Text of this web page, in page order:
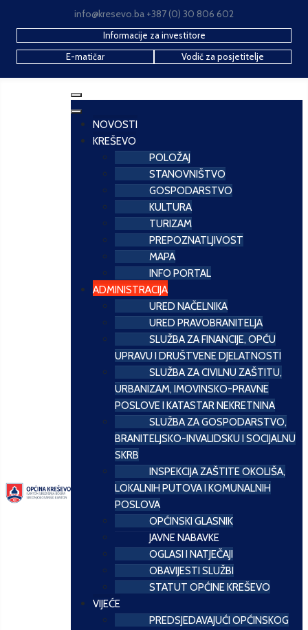
info@kresevo.ba +387 (0) 30 806 602
Informacije za investitore
E-matičar
Vodič za posjetitelje
NOVOSTI
KREŠEVO
POLOŽAJ
STANOVNIŠTVO
GOSPODARSTVO
KULTURA
TURIZAM
PREPOZNATLJIVOST
MAPA
INFO PORTAL
ADMINISTRACIJA
URED NAČELNIKA
URED PRAVOBRANITELJA
SLUŽBA ZA FINANCIJE, OPĆU
UPRAVU I DRUŠTVENE DJELATNOSTI
SLUŽBA ZA CIVILNU ZAŠTITU,
URBANIZAM, IMOVINSKO-PRAVNE
POSLOVE I KATASTAR NEKRETNINA
SLUŽBA ZA GOSPODARSTVO,
BRANITELJSKO-INVALIDSKU I SOCIJALNU
SKRB
INSPEKCIJA ZAŠTITE OKOLIŠA,
LOKALNIH PUTOVA I KOMUNALNIH
POSLOVA
OPĆINSKI GLASNIK
JAVNE NABAVKE
OGLASI I NATJEČAJI
OBAVIJESTI SLUŽBI
STATUT OPĆINE KREŠEVO
VIJEĆE
PREDSJEDAVAJUĆI OPĆINSKOG